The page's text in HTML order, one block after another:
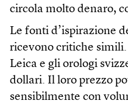
circola molto denaro,
Le fonti d’ispirazione
ricevono critiche
Leica e gli orologi
dollari. Il loro prezzo
sensibilmente con